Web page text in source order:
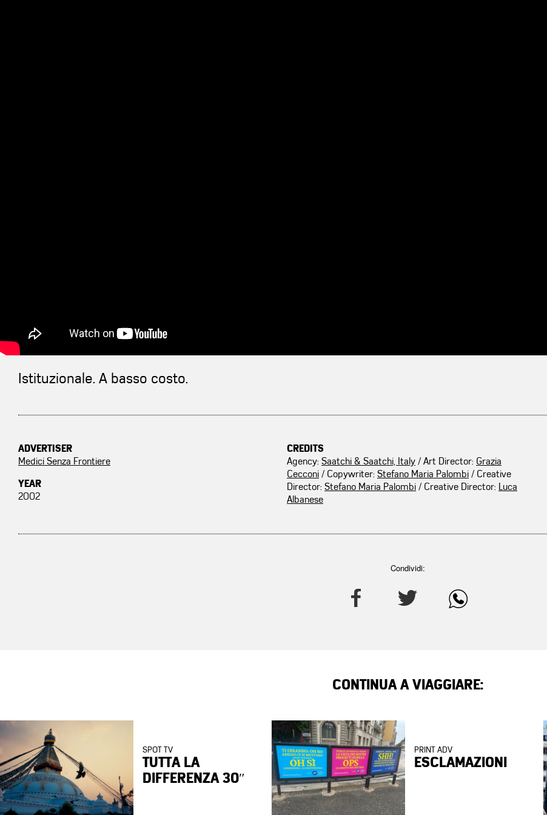
Istituzionale. A basso costo.
ADVERTISER
Medici Senza Frontiere
YEAR
2002
CREDITS
Agency: Saatchi & Saatchi, Italy / Art Director: Grazia
Cecconi / Copywriter: Stefano Maria Palombi / Creative
Director: Stefano Maria Palombi / Creative Director: Luca
Albanese
Condividi:
CONTINUA A VIAGGIARE:
SPOT TV
TUTTA LA
DIFFERENZA 30″
PRINT ADV
ESCLAMAZIONI